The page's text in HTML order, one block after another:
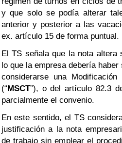
y que solo se podía alterar
anterior y posterior a las
ex. artículo 15 de forma puntual.
El TS señala que la nota altera
lo que la empresa debería
considerarse una
(“MSCT”), o del artículo 82.3
parcialmente el convenio.
En este sentido, el TS
justificación a la nota
de trabajo sin emplear el